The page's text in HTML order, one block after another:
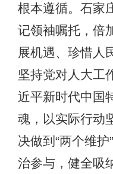
根本遵循。石家
记领袖嘱托，倍
展机遇、珍惜人
坚持党对人大工
近平新时代中国
魂，以实际行动
决做到“两个维
治参与，健全吸